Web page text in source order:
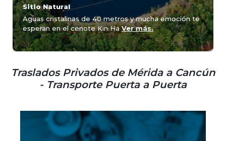
Sitio Natural
Aguas cristalinas de 40 metros y mucha emoción te
esperan en el cenote Kin HaVer más.
Traslados Privados de Mérida a Cancún
- Transporte Puerta a Puerta